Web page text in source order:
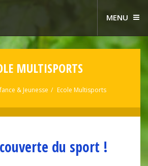
MENU
MULTISPORTS
& Jeunesse Ecole Multisports
du sport !